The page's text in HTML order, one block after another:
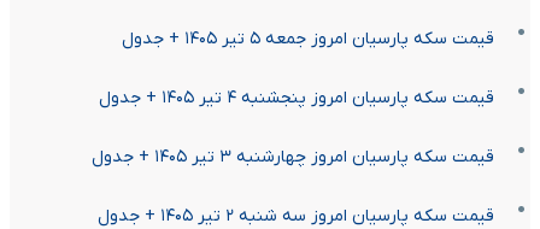
قیمت سکه پارسیان امروز جمعه ۵ تیر ۱۴۰۵ + جدول
قیمت سکه پارسیان امروز پنجشنبه ۴ تیر ۱۴۰۵ + جدول
قیمت سکه پارسیان امروز چهارشنبه ۳ تیر ۱۴۰۵ + جدول
قیمت سکه پارسیان امروز سه شنبه ۲ تیر ۱۴۰۵ + جدول